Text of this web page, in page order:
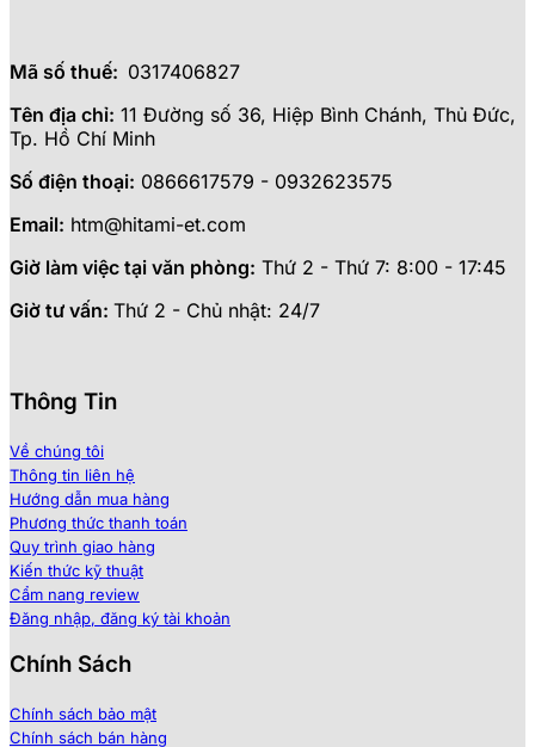
Mã số thuế: 0317406827
Tên địa chỉ: 11 Đường số 36, Hiệp Bình Chánh, Thủ Đức,
Tp. Hồ Chí Minh
Số điện thoại: 0866617579 - 0932623575
Email: htm@hitami-et.com
Giờ làm việc tại văn phòng: Thứ 2 - Thứ 7: 8:00 - 17:45
Giờ tư vấn: Thứ 2 - Chủ nhật: 24/7
Thông Tin
Về chúng tôi
Thông tin liên hệ
Hướng dẫn mua hàng
Phương thức thanh toán
Quy trình giao hàng
Kiến thức kỹ thuật
Cẩm nang review
Đăng nhập, đăng ký tài khoản
Chính Sách
Chính sách bảo mật
Chính sách bán hàng